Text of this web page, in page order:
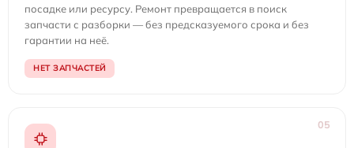
посадке или ресурсу. Ремонт превращается в поиск
запчасти с разборки — без предсказуемого срока и без
гарантии на неё.
НЕТ ЗАПЧАСТЕЙ
05